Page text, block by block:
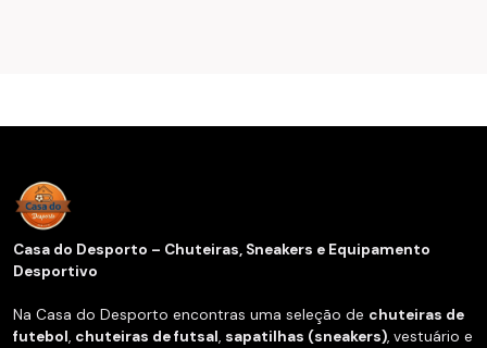
Casa do Desporto – Chuteiras, Sneakers e Equipamento
Desportivo
Na Casa do Desporto encontras uma seleção de chuteiras de
futebol, chuteiras de futsal, sapatilhas (sneakers), vestuário e